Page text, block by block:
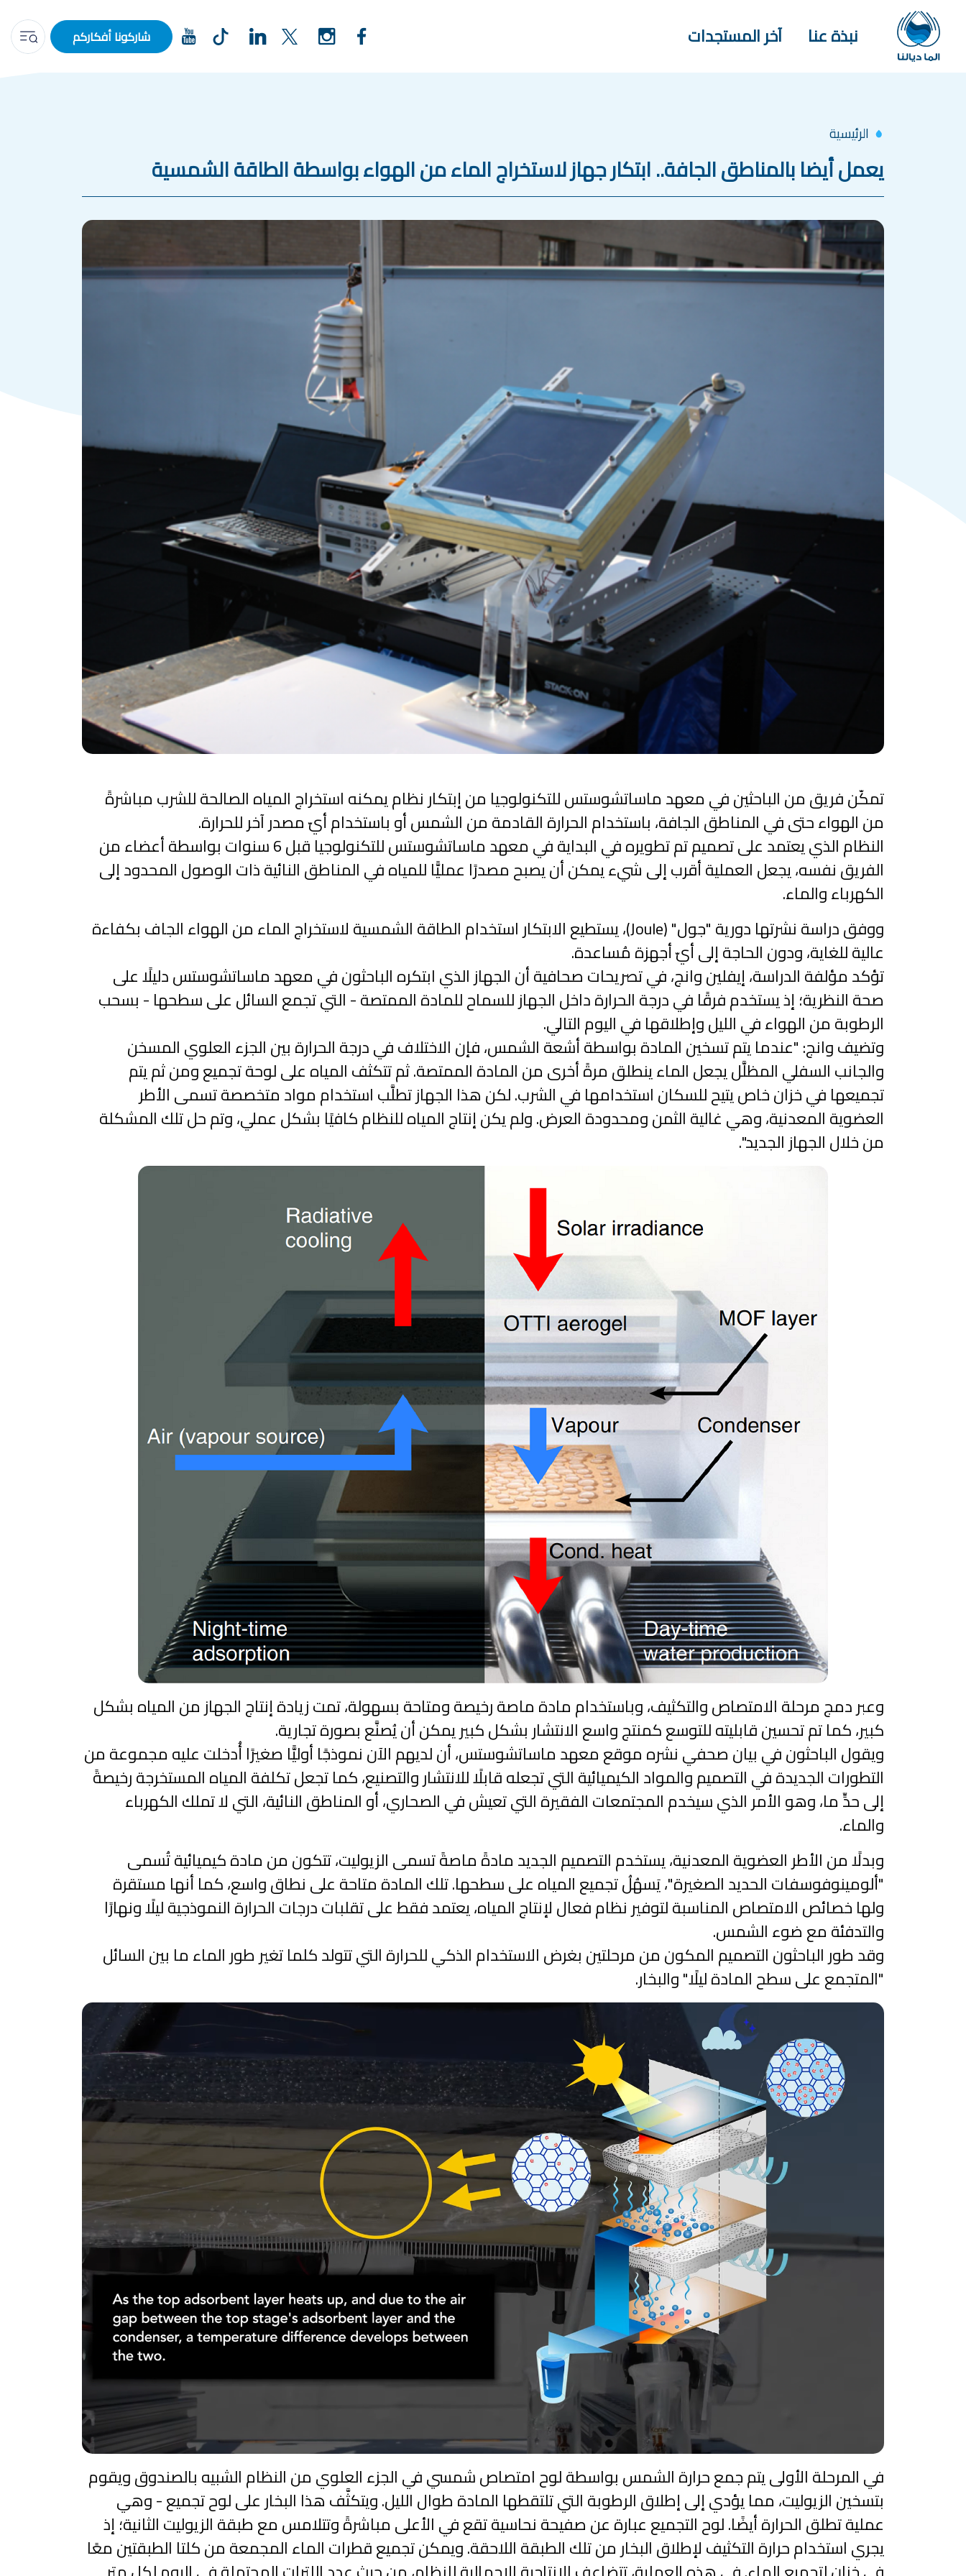
تجاوز إلى المحتوى الرئيسي
Main navigation
نبذة عنا آخر المستجدات شاركونا أفكاركم
الرئيسية
يعمل أيضا بالمناطق الجافة.. ابتكار جهاز لاستخراج الماء من الهواء بواسطة الطاقة الشمسية
تمكّن فريق من الباحثين في معهد ماساتشوستس للتكنولوجيا من إبتكار نظام يمكنه استخراج المياه الصالحة للشرب مباشرةً
من الهواء حتى في المناطق الجافة، باستخدام الحرارة القادمة من الشمس أو باستخدام أيّ مصدر آخر للحرارة.
النظام الذي يعتمد على تصميم تم تطويره في البداية في معهد ماساتشوستس للتكنولوجيا قبل 6 سنوات بواسطة أعضاء من
الفريق نفسه، يجعل العملية أقرب إلى شيء يمكن أن يصبح مصدرًا عمليًّا للمياه في المناطق النائية ذات الوصول المحدود إلى
الكهرباء والماء.
ووفق دراسة نشرتها دورية "جول" (Joule)، يستطيع الابتكار استخدام الطاقة الشمسية لاستخراج الماء من الهواء الجاف بكفاءة
عالية للغاية، ودون الحاجة إلى أيّ أجهزة مُساعدة.
تؤكد مؤلفة الدراسة، إيفلين وانج، في تصريحات صحافية أن الجهاز الذي ابتكره الباحثون في معهد ماساتشوستس دليلًا على
صحة النظرية؛ إذ يستخدم فرقًا في درجة الحرارة داخل الجهاز للسماح للمادة الممتصة - التي تجمع السائل على سطحها - بسحب
الرطوبة من الهواء في الليل وإطلاقها في اليوم التالي.
وتضيف وانج: "عندما يتم تسخين المادة بواسطة أشعة الشمس، فإن الاختلاف في درجة الحرارة بين الجزء العلوي المسخن
والجانب السفلي المظلَّل يجعل الماء ينطلق مرةً أخرى من المادة الممتصة. ثم تتكثف المياه على لوحة تجميع ومن ثم يتم
تجميعها في خزان خاص يتيح للسكان استخدامها في الشرب. لكن هذا الجهاز تطلَّب استخدام مواد متخصصة تسمى الأطر
العضوية المعدنية، وهي غالية الثمن ومحدودة العرض. ولم يكن إنتاج المياه للنظام كافيًا بشكل عملي، وتم حل تلك المشكلة
من خلال الجهاز الجديد".
وعبر دمج مرحلة الامتصاص والتكثيف، وباستخدام مادة ماصة رخيصة ومتاحة بسهولة، تمت زيادة إنتاج الجهاز من المياه بشكل
كبير، كما تم تحسين قابليته للتوسع كمنتج واسع الانتشار بشكل كبير يمكن أن يُصنَّع بصورة تجارية.
ويقول الباحثون في بيان صحفي نشره موقع معهد ماساتشوستس، أن لديهم الآن نموذجًا أوليًّا صغيرًا أُدخلت عليه مجموعة من
التطورات الجديدة في التصميم والمواد الكيميائية التي تجعله قابلًا للانتشار والتصنيع، كما تجعل تكلفة المياه المستخرجة رخيصةً
إلى حدٍّ ما، وهو الأمر الذي سيخدم المجتمعات الفقيرة التي تعيش في الصحاري، أو المناطق النائية، التي لا تملك الكهرباء
والماء.
وبدلًا من الأطر العضوية المعدنية، يستخدم التصميم الجديد مادةً ماصةً تسمى الزيوليت، تتكون من مادة كيميائية تُسمى
"ألومينوفوسفات الحديد الصغيرة"، يَسهُلُ تجميع المياه على سطحها. تلك المادة متاحة على نطاق واسع، كما أنها مستقرة
ولها خصائص الامتصاص المناسبة لتوفير نظام فعال لإنتاج المياه، يعتمد فقط على تقلبات درجات الحرارة النموذجية ليلًا ونهارًا
والتدفئة مع ضوء الشمس.
وقد طور الباحثون التصميم المكون من مرحلتين بغرض الاستخدام الذكي للحرارة التي تتولد كلما تغير طور الماء ما بين السائل
"المتجمع على سطح المادة ليلًا" والبخار.
في المرحلة الأولى يتم جمع حرارة الشمس بواسطة لوح امتصاص شمسي في الجزء العلوي من النظام الشبيه بالصندوق ويقوم
بتسخين الزيوليت، مما يؤدي إلى إطلاق الرطوبة التي تلتقطها المادة طوال الليل. ويتكثَّف هذا البخار على لوح تجميع - وهي
عملية تطلق الحرارة أيضًا. لوح التجميع عبارة عن صفيحة نحاسية تقع في الأعلى مباشرةً وتتلامس مع طبقة الزيوليت الثانية؛ إذ
يجري استخدام حرارة التكثيف لإطلاق البخار من تلك الطبقة اللاحقة. ويمكن تجميع قطرات الماء المجمعة من كلتا الطبقتين معًا